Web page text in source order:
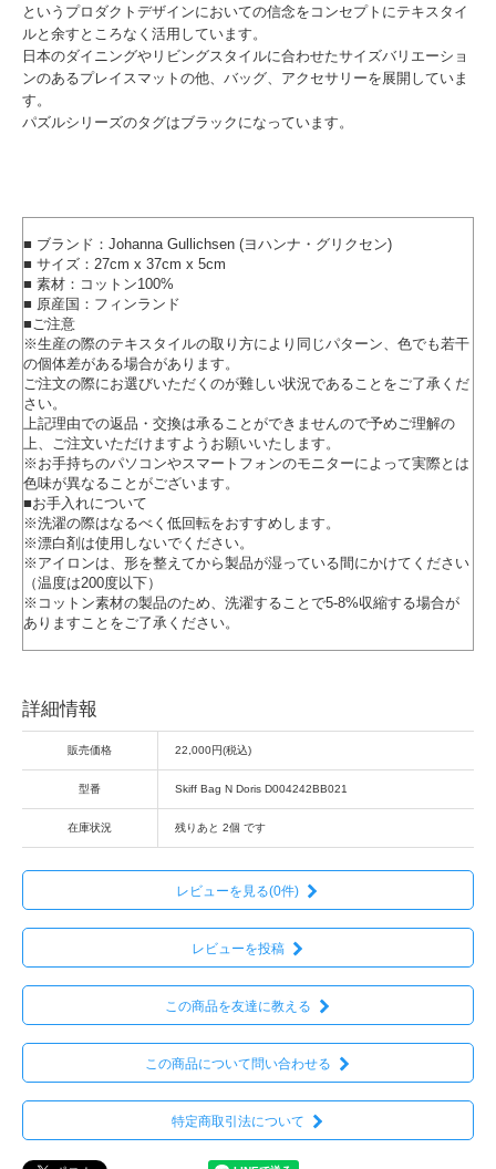
というプロダクトデザインにおいての信念をコンセプトにテキスタイ
ルと余すところなく活用しています。
日本のダイニングやリビングスタイルに合わせたサイズバリエーショ
ンのあるプレイスマットの他、バッグ、アクセサリーを展開していま
す。
パズルシリーズのタグはブラックになっています。
■ ブランド：Johanna Gullichsen (ヨハンナ・グリクセン)
■ サイズ：27cm x 37cm x 5cm
■ 素材：コットン100%
■ 原産国：フィンランド
■ご注意
※生産の際のテキスタイルの取り方により同じパターン、色でも若干
の個体差がある場合があります。
ご注文の際にお選びいただくのが難しい状況であることをご了承くだ
さい。
上記理由での返品・交換は承ることができませんので予めご理解の
上、ご注文いただけますようお願いいたします。
※お手持ちのパソコンやスマートフォンのモニターによって実際とは
色味が異なることがございます。
■お手入れについて
※洗濯の際はなるべく低回転をおすすめします。
※漂白剤は使用しないでください。
※アイロンは、形を整えてから製品が湿っている間にかけてください
（温度は200度以下）
※コットン素材の製品のため、洗濯することで5-8%収縮する場合が
ありますことをご了承ください。
詳細情報
販売価格 22,000円(税込)
型番 Skiff Bag N Doris D004242BB021
在庫状況 残りあと 2個 です
レビューを見る(0件)
レビューを投稿
この商品を友達に教える
この商品について問い合わせる
特定商取引法について